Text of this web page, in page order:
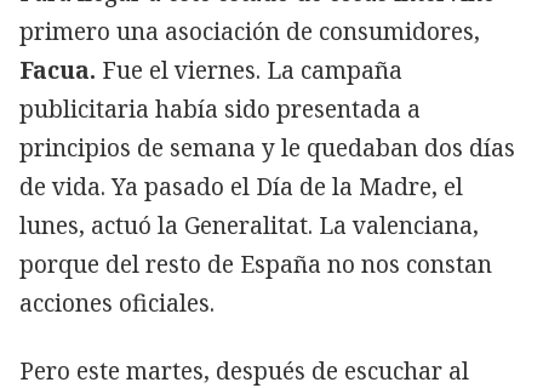
primero una asociación de consumidores,
Facua. Fue el viernes. La campaña
publicitaria había sido presentada a
principios de semana y le quedaban dos días
de vida. Ya pasado el Día de la Madre, el
lunes, actuó la Generalitat. La valenciana,
porque del resto de España no nos constan
acciones oficiales.
Pero este martes, después de escuchar al